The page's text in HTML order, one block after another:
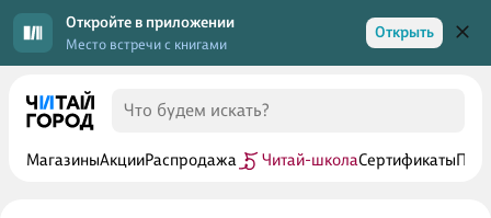
Откройте в приложении
Место встречи с книгами
Открыть
МагазиныАкцииРаспродажа Читай-школаСертификаты